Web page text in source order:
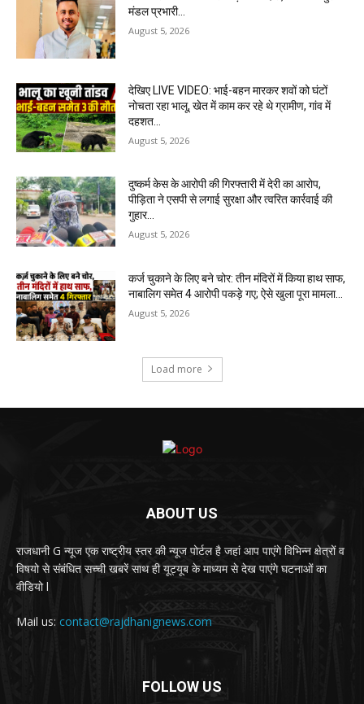
मंडल प्रभारी…
August 5, 2026
देखिए LIVE VIDEO: भाई-बहन मारकर शवों को घंटों
नोचता रहा भालू, खेत में काम कर रहे थे ग्रामीण, गांव में
दहशत…
August 5, 2026
दुष्कर्म केस के आरोपी की गिरफ्तारी में देरी का आरोप,
पीड़िता ने एसपी से लगाई सुरक्षा और त्वरित कार्रवाई की
गुहार…
August 5, 2026
कर्ज चुकाने के लिए बने चोर: तीन मंदिरों में किया हाथ साफ,
नाबालिग समेत 4 आरोपी पकड़े गए; ऐसे खुला पूरा मामला…
August 5, 2026
Load more
ABOUT US
राजधानी G न्यूज एक राष्ट्रीय स्तर की न्यूज पोर्टल है जहां आप पाएंगे विभिन्न क्षेत्रों व
विषयो से संबंधित सच्ची खबरें साथ ही यूट्यूब के माध्यम से देख पाएंगे घटनाओं का
वीडियो l
Mail us: contact@rajdhanignews.com
FOLLOW US